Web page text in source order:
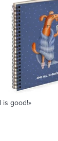
is good!»